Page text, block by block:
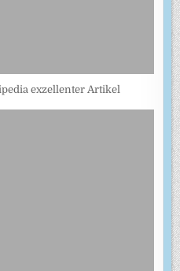
exzellenter Artikel